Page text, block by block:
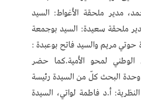
مدير ملحقة الأغواط: السيد
ملحقة سعيدة: السيد بوجمعة
حوتي مريم والسيد فاتح بوعبدة :
الوطني لمحو الأمية.كما حضر
البحث كلّ من السيدة رئيسة
أ.د فاطمة لواتي، السيدة